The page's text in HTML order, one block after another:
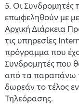
5. Οι
επωφεληθούν με
Αρχική Διάρκεια
τις υπηρεσίες
πρόγραμμα που
Συνδρομητές που
από τα παραπάνω
δωρεάν το τέλος
Τηλεόρασης.